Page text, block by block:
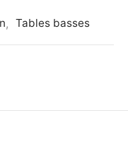
, Tables basses